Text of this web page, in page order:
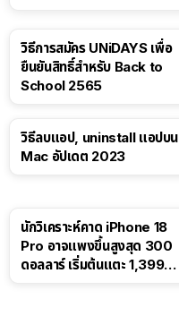
วิธีการสมัคร UNiDAYS เพื่อ
ยืนยันสิทธิ์สำหรับ Back to
School 2565
วิธีลบแอป, uninstall แอปบน
Mac อัปเดต 2023
นักวิเคราะห์คาด iPhone 18
Pro อาจแพงขึ้นสูงสุด 300
ดอลลาร์ เริ่มต้นแตะ 1,399